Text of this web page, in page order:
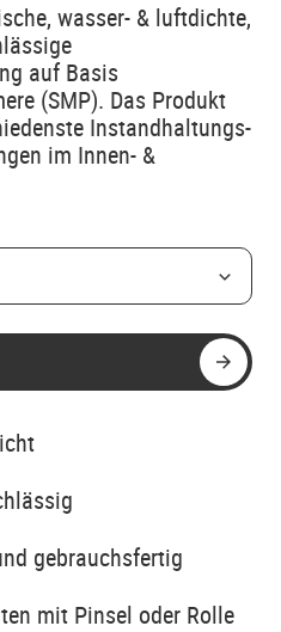
wasser- & luftdichte,
auf Basis
(SMP). Das Produkt
Instandhaltungs-
im Innen- &
gebrauchsfertig
mit Pinsel oder Rolle